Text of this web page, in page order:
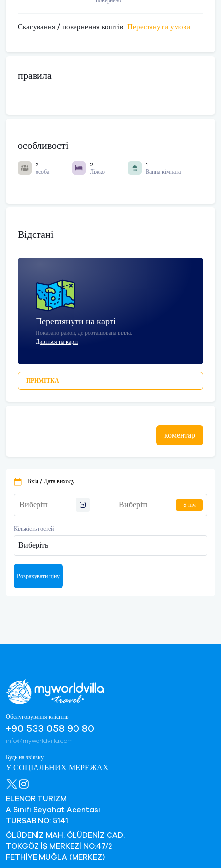
Скасування / повернення коштів Переглянути умови
правила
особливості
2
особа
2
Ліжко
1
Ванна кімната
Відстані
Переглянути на карті
Показано район, де розташована вілла.
Дивіться на карті
ПРИМІТКА
коментар
Вхід / Дата виходу
5 ніч
Кількість гостей
Виберіть
Розрахувати ціну
Обслуговування клієнтів
+90 533 058 90 80
info@myworldvilla.com
Будь на зв'язку
У СОЦІАЛЬНИХ МЕРЕЖАХ
ELENOR TURİZM
A Sınıfı Seyahat Acentası
TURSAB NO: 5141
ÖLÜDENİZ MAH. ÖLÜDENİZ CAD.
TOKGÖZ İŞ MERKEZİ NO:47/2
FETHİYE MUĞLA (MERKEZ)